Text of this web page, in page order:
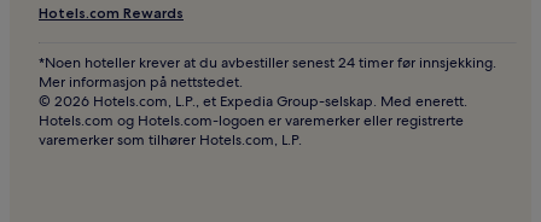
Hotels.com Rewards
*Noen hoteller krever at du avbestiller senest 24 timer før innsjekking.
Mer informasjon på nettstedet.
© 2026 Hotels.com, L.P., et Expedia Group-selskap. Med enerett.
Hotels.com og Hotels.com-logoen er varemerker eller registrerte
varemerker som tilhører Hotels.com, L.P.